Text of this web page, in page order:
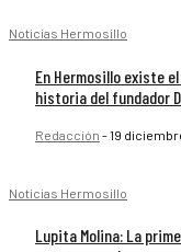
Noticias Hermosillo
En Hermosillo existe
historia del fundador
Redacción -19
Noticias Hermosillo
Lupita Molina: La